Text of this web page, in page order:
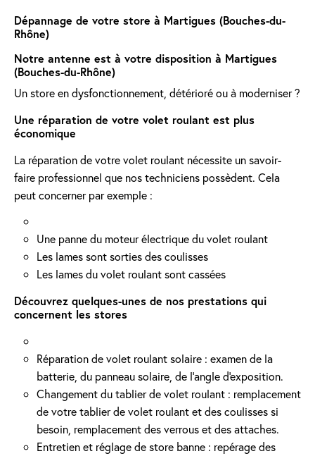
Dépannage de votre store à Martigues (Bouches-du-
Rhône)
Notre antenne est à votre disposition à Martigues
(Bouches-du-Rhône)
Un store en dysfonctionnement, détérioré ou à moderniser ?
Une réparation de votre volet roulant est plus
économique
La réparation de votre volet roulant nécessite un savoir-
faire professionnel que nos techniciens possèdent. Cela
peut concerner par exemple :
Une panne du moteur électrique du volet roulant
Les lames sont sorties des coulisses
Les lames du volet roulant sont cassées
Découvrez quelques-unes de nos prestations qui
concernent les stores
Réparation de volet roulant solaire : examen de la
batterie, du panneau solaire, de l'angle d'exposition.
Changement du tablier de volet roulant : remplacement
de votre tablier de volet roulant et des coulisses si
besoin, remplacement des verrous et des attaches.
Entretien et réglage de store banne : repérage des